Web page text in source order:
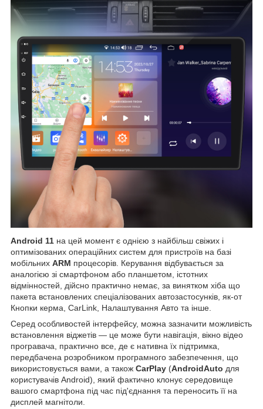
Android 11 на цей момент є однією з найбільш свіжих і
оптимізованих операційних систем для пристроїв на базі
мобільних ARM процесорів. Керування відбувається за
аналогією зі смартфоном або планшетом, істотних
відмінностей, дійсно практично немає, за винятком хіба що
пакета встановлених спеціалізованих автозастосунків, як-от
Кнопки керма, CarLink, Налаштування Авто та інше.
Серед особливостей інтерфейсу, можна зазначити можливість
встановлення віджетів — це може бути навігація, вікно відео
програвача, практично все, де є нативна їх підтримка,
передбачена розробником програмного забезпечення, що
використовується вами, а також CarPlay (AndroidAuto для
користувачів Android), який фактично клонує середовище
вашого смартфона під час під'єднання та переносить її на
дисплей магнітоли.